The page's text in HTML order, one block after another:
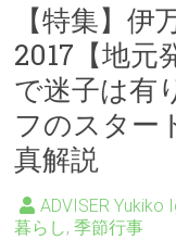
【特集】
2017【地元
で迷子は有
フのスター
真解説
ADVISER Yukiko
暮らし,季節行事